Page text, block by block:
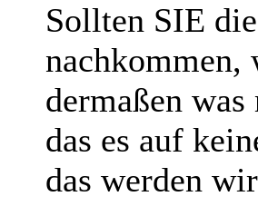
Sollten SIE
nachkommen,
dermaßen
das es auf
das werden